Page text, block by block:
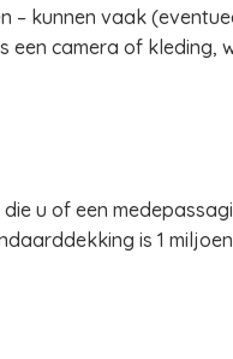
– kunnen vaak
een camera of kleding,
u of een
is 1